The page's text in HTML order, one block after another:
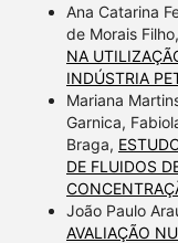
Ana Catarina
de Morais Filho,
NA
INDÚSTRIA
Mariana
Garnica,
Braga,
DE FLUIDOS
João Paulo
AVALIAÇÃO